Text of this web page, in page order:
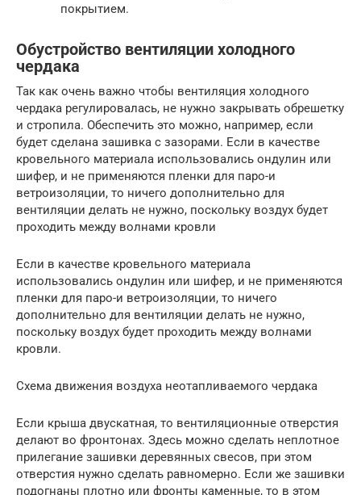
покрытием.
Обустройство вентиляции холодного
чердака
Так как очень важно чтобы вентиляция холодного
чердака регулировалась, не нужно закрывать обрешетку
и стропила. Обеспечить это можно, например, если
будет сделана зашивка с зазорами. Если в качестве
кровельного материала использовались ондулин или
шифер, и не применяются пленки для паро-и
ветроизоляции, то ничего дополнительно для
вентиляции делать не нужно, поскольку воздух будет
проходить между волнами кровли
Если в качестве кровельного материала
использовались ондулин или шифер, и не применяются
пленки для паро-и ветроизоляции, то ничего
дополнительно для вентиляции делать не нужно,
поскольку воздух будет проходить между волнами
кровли.
Схема движения воздуха неотапливаемого чердака
Если крыша двускатная, то вентиляционные отверстия
делают во фронтонах. Здесь можно сделать неплотное
прилегание зашивки деревянных свесов, при этом
отверстия нужно сделать равномерно. Если же зашивки
подогнаны плотно или фронты каменные, то в этом